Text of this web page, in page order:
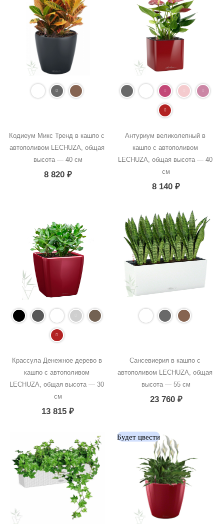
Кодиеум Микс Тренд в кашпо с
автополивом LECHUZA, общая
высота — 40 см
8 820 ₽
Антуриум великолепный в
кашпо с автополивом
LECHUZA, общая высота — 40
см
8 140₽
Крассула Денежное дерево в
кашпо с автополивом
LECHUZA, общая высота — 30
см
13 815₽
Сансевиерия в кашпо с
автополивом LECHUZA, общая
высота — 55 см
23 760 ₽
Будет цвести